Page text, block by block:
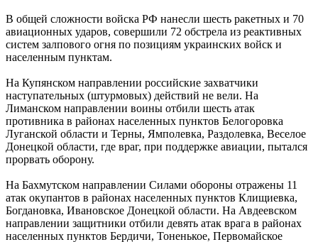
В общей сложности войска РФ нанесли шесть ракетных и 70
авиационных ударов, совершили 72 обстрела из реактивных
систем залпового огня по позициям украинских войск и
населенным пунктам.
На Купянском направлении российские захватчики
наступательных (штурмовых) действий не вели. На
Лиманском направлении воины отбили шесть атак
противника в районах населенных пунктов Белогоровка
Луганской области и Терны, Ямполевка, Раздолевка, Веселое
Донецкой области, где враг, при поддержке авиации, пытался
прорвать оборону.
На Бахмутском направлении Силами обороны отражены 11
атак окупантов в районах населенных пунктов Клищиевка,
Богдановка, Ивановское Донецкой области. На Авдеевском
направлении защитники отбили девять атак врага в районах
населенных пунктов Бердичи, Тоненькое, Первомайское